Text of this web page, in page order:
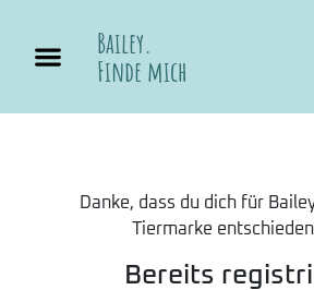
Bailey.
Finde mich
Danke, dass du dich für
Tiermarke
Bereits